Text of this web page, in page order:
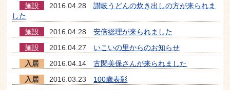
施設
2016.04.28讃岐うどんの炊き出しの方が来られま
した
施設
2016.04.28安倍総理が来られました
施設
2016.04.27 いこいの里からのお知らせ
入居
2016.04.14古閑美保さんが来られました
入居
2016.03.23 100歳表彰